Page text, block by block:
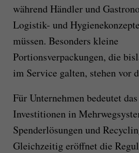
während Händler und
Logistik- und
müssen. Besonders kleine
Portionsverpackungen, die
im Service galten, stehen vor
Für Unternehmen bedeutet
Investitionen in
Spenderlösungen und
Gleichzeitig eröffnet die